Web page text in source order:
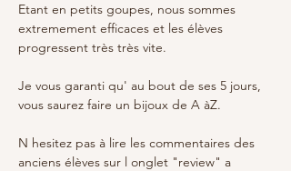
Etant en petits goupes, nous sommes
extremement efficaces et les élèves
progressent très très vite.
Je vous garanti qu' au bout de ses 5 jours,
vous saurez faire un bijoux de A àZ.
N hesitez pas à lire les commentaires des
anciens élèves sur l onglet "review" a